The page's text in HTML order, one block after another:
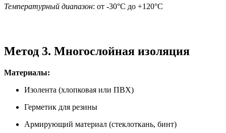
Температурный диапазон: от -30°C до +120°C
Метод 3. Многослойная изоляция
Материалы:
Изолента (хлопковая или ПВХ)
Герметик для резины
Армирующий материал (стеклоткань, бинт)